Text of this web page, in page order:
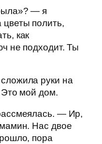
— я
полить,
как
не подходит. Ты
руки на
мой дом.
— Ир,
Нас двое
пора